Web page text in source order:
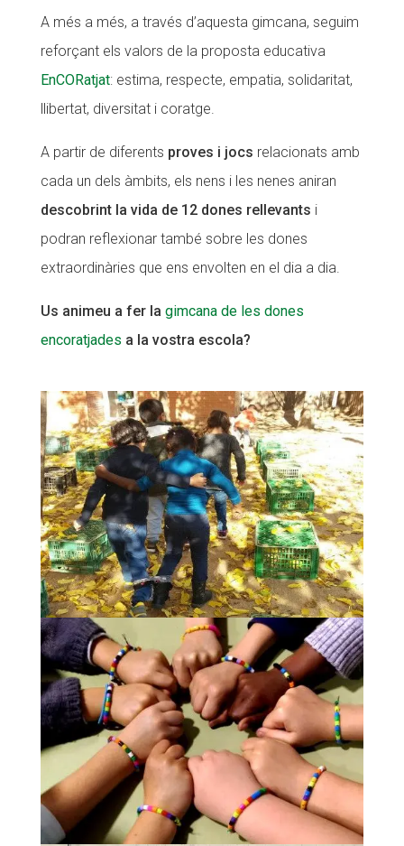
A més a més, a través d’aquesta gimcana, seguim
reforçant els valors de la proposta educativa
EnCORatjat: estima, respecte, empatia, solidaritat,
llibertat, diversitat i coratge.
A partir de diferents proves i jocs relacionats amb
cada un dels àmbits, els nens i les nenes aniran
descobrint la vida de 12 dones rellevants i
podran reflexionar també sobre les dones
extraordinàries que ens envolten en el dia a dia.
Us animeu a fer la gimcana de les dones
encoratjades a la vostra escola?